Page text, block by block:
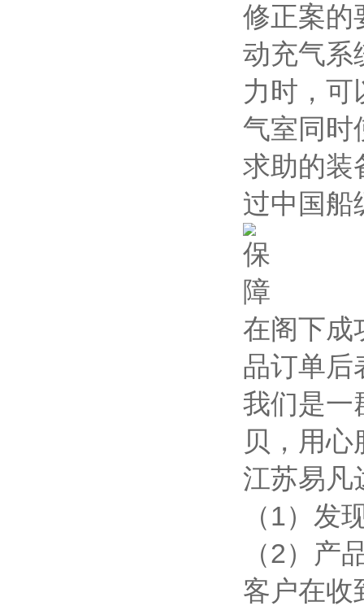
修正案的
动充气系
力时，可
气室同时
求助的装
过中国船
在阁下成
品订单后
我们是一
贝，用
江苏易凡
（1）发
（2）产
客户在收